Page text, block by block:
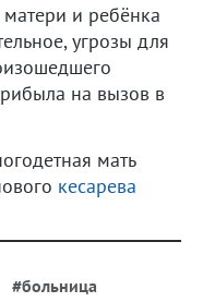
и ребёнка
угрозы для
на вызов в
мать
кесарева
#больница